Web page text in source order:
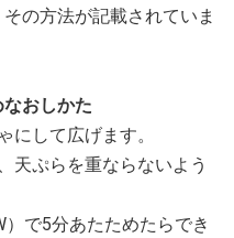
の方法が記載されていま
なおしかた
にして広げます。
天ぷらを重ならないよう
で5分あたためたらでき